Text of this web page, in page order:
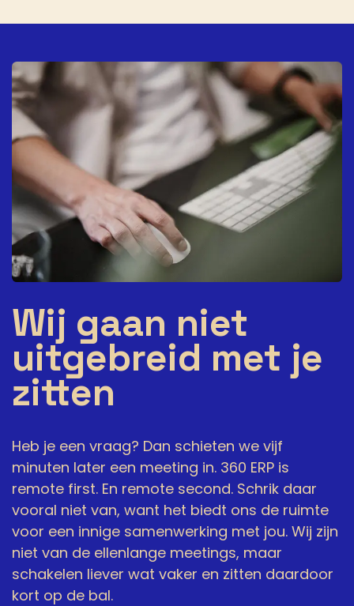
Wij gaan niet
uitgebreid met je
zitten
Heb je een vraag? Dan schieten we vijf
minuten later een meeting in. 360 ERP is
remote first. En remote second. Schrik daar
vooral niet van, want het biedt ons de ruimte
voor een innige samenwerking met jou. Wij zijn
niet van de ellenlange meetings, maar
schakelen liever wat vaker en zitten daardoor
kort op de bal.